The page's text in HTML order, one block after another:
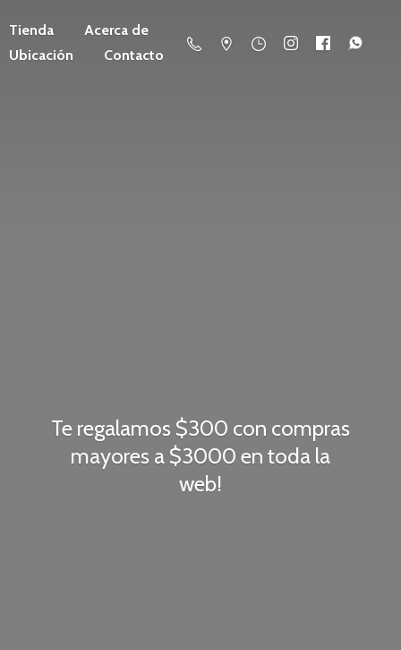
Tienda
Acerca de
Ubicación
Contacto
Te regalamos $300 con compras
mayores a $3000 en toda la
web!